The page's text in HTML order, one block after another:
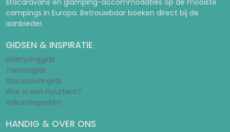
campings in Europa. Betrouwbaar boeken direct bij de
aanbieder.
GIDSEN & INSPIRATIE
Glampinggids
Tentengids
Stacaravangids
Wat is een huurtent?
Vakantieparken
HANDIG & OVER ONS